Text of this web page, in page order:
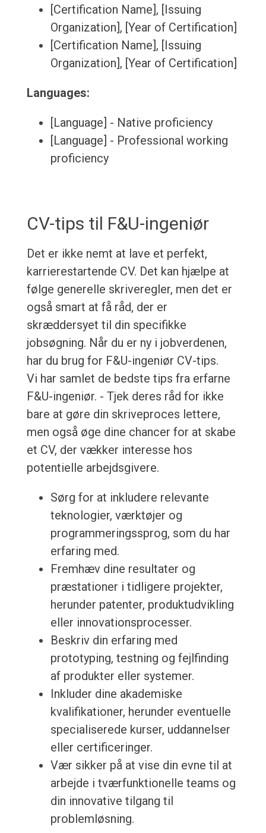
[Certification Name], [Issuing
Organization], [Year of Certification]
[Certification Name], [Issuing
Organization], [Year of Certification]
Languages:
[Language] - Native proficiency
[Language] - Professional working
proficiency
CV-tips til F&U-ingeniør
Det er ikke nemt at lave et perfekt,
karrierestartende CV. Det kan hjælpe at
følge generelle skriveregler, men det er
også smart at få råd, der er
skræddersyet til din specifikke
jobsøgning. Når du er ny i jobverdenen,
har du brug for F&U-ingeniør CV-tips.
Vi har samlet de bedste tips fra erfarne
F&U-ingeniør. - Tjek deres råd for ikke
bare at gøre din skriveproces lettere,
men også øge dine chancer for at skabe
et CV, der vækker interesse hos
potentielle arbejdsgivere.
Sørg for at inkludere relevante
teknologier, værktøjer og
programmeringssprog, som du har
erfaring med.
Fremhæv dine resultater og
præstationer i tidligere projekter,
herunder patenter, produktudvikling
eller innovationsprocesser.
Beskriv din erfaring med
prototyping, testning og fejlfinding
af produkter eller systemer.
Inkluder dine akademiske
kvalifikationer, herunder eventuelle
specialiserede kurser, uddannelser
eller certificeringer.
Vær sikker på at vise din evne til at
arbejde i tværfunktionelle teams og
din innovative tilgang til
problemløsning.